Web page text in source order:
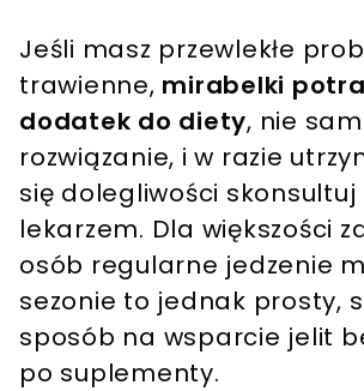
Jeśli masz przewlekłe
trawienne, mirabelki
dodatek do diety, nie
rozwiązanie, i w razie
się dolegliwości skonsultuj
lekarzem. Dla większości
osób regularne jedzenie
sezonie to jednak prosty,
sposób na wsparcie jelit
po suplementy.